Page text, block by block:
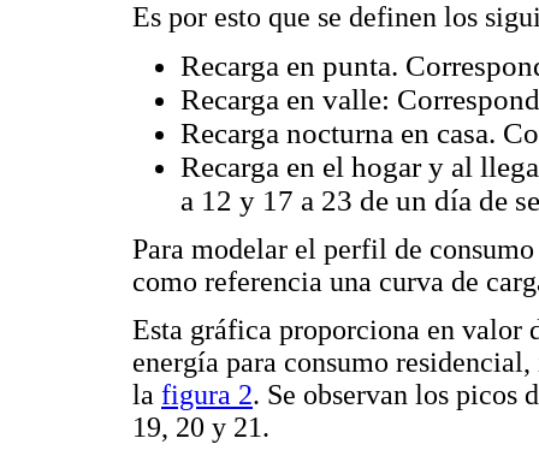
Es por esto que se definen los
Recarga en punta.
Recarga en valle:
Recarga nocturna en casa.
Recarga en el hogar y al
a 12 y 17 a 23 de un día de
Para modelar el perfil de
como referencia una curva de
Esta gráfica proporciona en valor
energía para consumo
la figura 2. Se observan los picos
19, 20 y 21.